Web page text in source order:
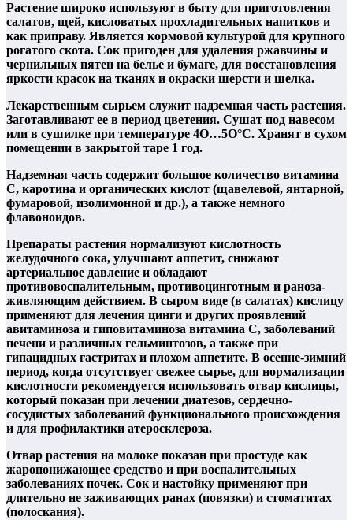
Растение широко используют в быту для приготовления
салатов, щей, кисловатых прохладительных напитков и
как приправу. Является кормовой культурой для крупного
рогатого скота. Сок пригоден для удаления ржавчины и
чернильных пятен на белье и бумаге, для восстановления
яркости красок на тканях и окраски шерсти и шелка.
Лекарственным сырьем служит надземная часть растения.
Заготавливают ее в период цветения. Сушат под навесом
или в сушилке при температуре 4О…5О°С. Хранят в сухом
помещении в закрытой таре 1 год.
Надземная часть содержит большое количество витамина
С, каротина и органических кислот (щавелевой, янтарной,
фумаровой, изолимонной и др.), а также немного
флавоноидов.
Препараты растения нормализуют кислотность
желудочного сока, улучшают аппетит, снижают
артериальное давление и обладают
противовоспалительным, противоцинготным и раноза-
живляющим действием. В сыром виде (в салатах) кислицу
применяют для лечения цинги и других проявлений
авитаминоза и гиповитаминоза витамина С, заболеваний
печени и различных гельминтозов, а также при
гипацидных гастритах и плохом аппетите. В осенне-зимний
период, когда отсутствует свежее сырье, для нормализации
кислотности рекомендуется использовать отвар кислицы,
который показан при лечении диатезов, сердечно-
сосудистых заболеваний функционального происхождения
и для профилактики атеросклероза.
Отвар растения на молоке показан при простуде как
жаропонижающее средство и при воспалительных
заболеваниях почек. Сок и настойку применяют при
длительно не заживающих ранах (повязки) и стоматитах
(полоскания).